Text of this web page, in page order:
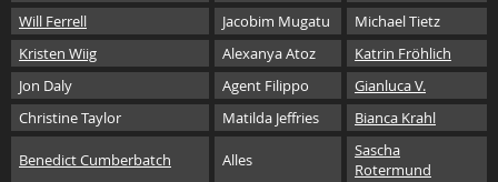
Will Ferrell
Jacobim Mugatu
Michael Tietz
Kristen Wiig
Alexanya Atoz
Katrin Fröhlich
Jon Daly
Agent Filippo
Gianluca V.
Christine Taylor
Matilda Jeffries Bianca Krahl
Benedict Cumberbatch Alles
Sascha
Rotermund